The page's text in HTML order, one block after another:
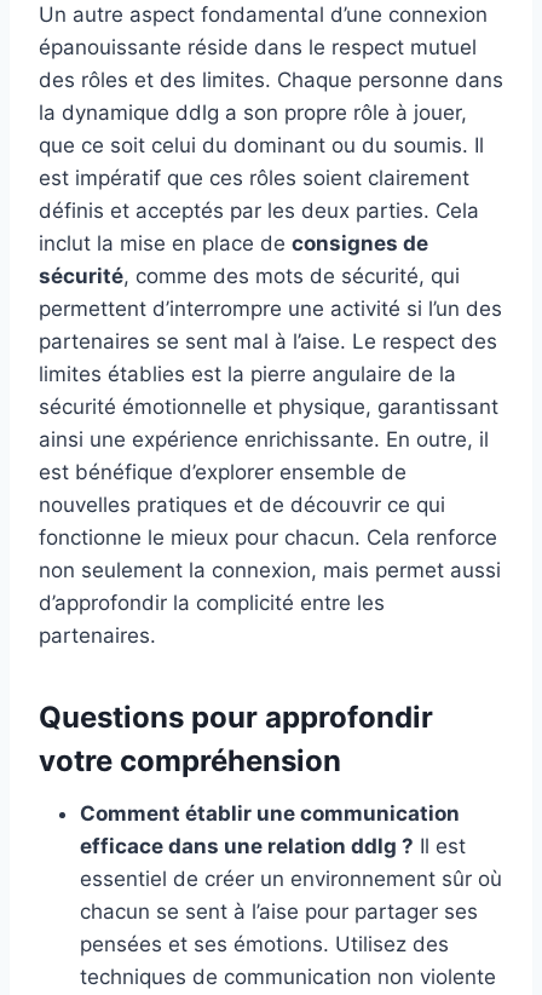
Un autre aspect fondamental d’une connexion
épanouissante réside dans le respect mutuel
des rôles et des limites. Chaque personne dans
la dynamique ddlg a son propre rôle à jouer,
que ce soit celui du dominant ou du soumis. Il
est impératif que ces rôles soient clairement
définis et acceptés par les deux parties. Cela
inclut la mise en place de consignes de
sécurité, comme des mots de sécurité, qui
permettent d’interrompre une activité si l’un des
partenaires se sent mal à l’aise. Le respect des
limites établies est la pierre angulaire de la
sécurité émotionnelle et physique, garantissant
ainsi une expérience enrichissante. En outre, il
est bénéfique d’explorer ensemble de
nouvelles pratiques et de découvrir ce qui
fonctionne le mieux pour chacun. Cela renforce
non seulement la connexion, mais permet aussi
d’approfondir la complicité entre les
partenaires.
Questions pour approfondir
votre compréhension
Comment établir une communication
efficace dans une relation ddlg ? Il est
essentiel de créer un environnement sûr où
chacun se sent à l’aise pour partager ses
pensées et ses émotions. Utilisez des
techniques de communication non violente